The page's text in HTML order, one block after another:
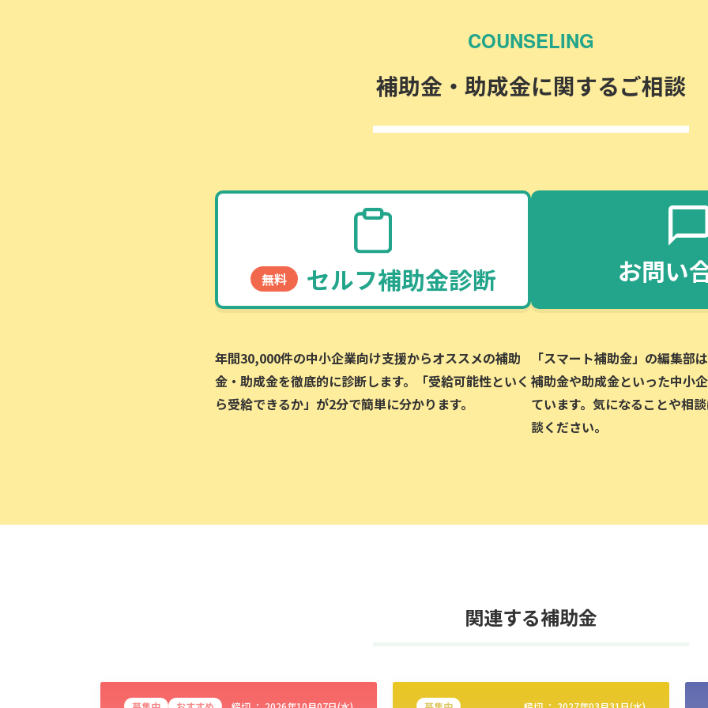
COUNSELING
補助金・助成金に関するご相談
無料 セルフ補助金診断
年間30,000件の中小企業向け支援からオススメの補助
金・助成金を徹底的に診断します。「受給可能性といく
ら受給できるか」が2分で簡単に分かります。
お問い
「スマート補助金」の編集部
補助金や助成金といった中小
ています。気になることや相
談ください。
関連する補助金